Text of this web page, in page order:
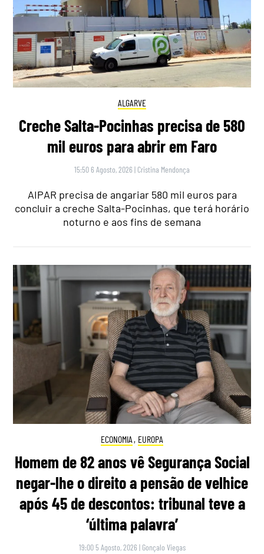
ALGARVE
Creche Salta-Pocinhas precisa de 580
mil euros para abrir em Faro
15:50 6 Agosto, 2026 | Cristina Mendonça
AIPAR precisa de angariar 580 mil euros para
concluir a creche Salta-Pocinhas, que terá horário
noturno e aos fins de semana
ECONOMIA , EUROPA
Homem de 82 anos vê Segurança Social
negar-lhe o direito a pensão de velhice
após 45 de descontos: tribunal teve a
‘última palavra’
19:00 5 Agosto, 2026 | Gonçalo Viegas